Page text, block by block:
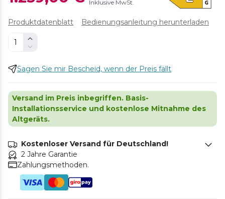
Inklusive MwSt.
Produktdatenblatt Bedienungsanleitung herunterladen
Sagen Sie mir Bescheid, wenn der Preis fällt
Versand im Preis inbegriffen. Basis-
Installationsservice und kostenlose Mitnahme des
Altgeräts.
Kostenloser Versand für Deutschland!
2 Jahre Garantie
Zahlungsmethoden.